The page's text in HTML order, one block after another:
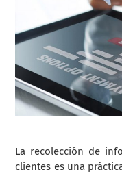
La recolección de
clientes es una